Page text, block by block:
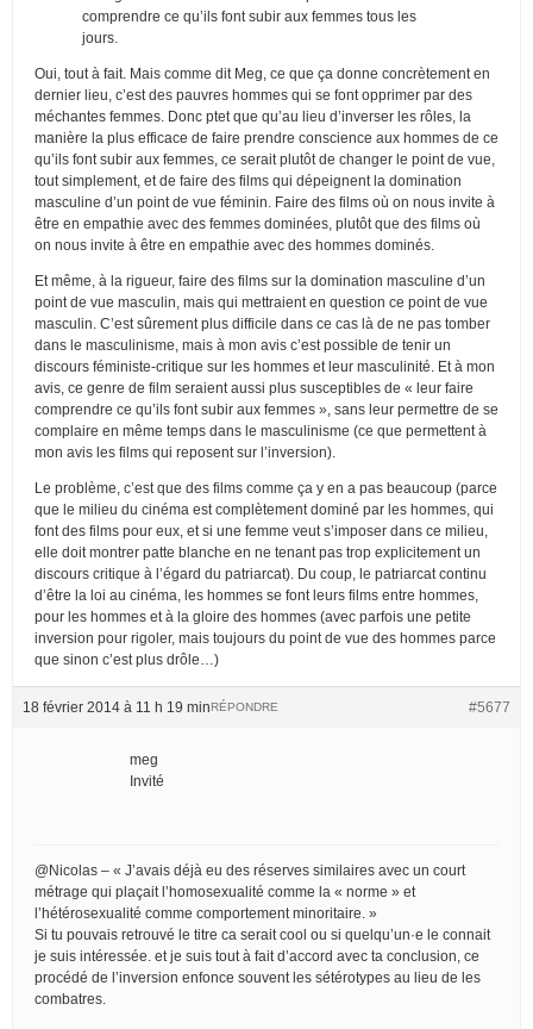
comprendre ce qu’ils font subir aux femmes tous les
jours.
Oui, tout à fait. Mais comme dit Meg, ce que ça donne concrètement en
dernier lieu, c’est des pauvres hommes qui se font opprimer par des
méchantes femmes. Donc ptet que qu’au lieu d’inverser les rôles, la
manière la plus efficace de faire prendre conscience aux hommes de ce
qu’ils font subir aux femmes, ce serait plutôt de changer le point de vue,
tout simplement, et de faire des films qui dépeignent la domination
masculine d’un point de vue féminin. Faire des films où on nous invite à
être en empathie avec des femmes dominées, plutôt que des films où
on nous invite à être en empathie avec des hommes dominés.
Et même, à la rigueur, faire des films sur la domination masculine d’un
point de vue masculin, mais qui mettraient en question ce point de vue
masculin. C’est sûrement plus difficile dans ce cas là de ne pas tomber
dans le masculinisme, mais à mon avis c’est possible de tenir un
discours féministe-critique sur les hommes et leur masculinité. Et à mon
avis, ce genre de film seraient aussi plus susceptibles de « leur faire
comprendre ce qu’ils font subir aux femmes », sans leur permettre de se
complaire en même temps dans le masculinisme (ce que permettent à
mon avis les films qui reposent sur l’inversion).
Le problème, c’est que des films comme ça y en a pas beaucoup (parce
que le milieu du cinéma est complètement dominé par les hommes, qui
font des films pour eux, et si une femme veut s’imposer dans ce milieu,
elle doit montrer patte blanche en ne tenant pas trop explicitement un
discours critique à l’égard du patriarcat). Du coup, le patriarcat continu
d’être la loi au cinéma, les hommes se font leurs films entre hommes,
pour les hommes et à la gloire des hommes (avec parfois une petite
inversion pour rigoler, mais toujours du point de vue des hommes parce
que sinon c’est plus drôle…)
18 février 2014 à 11 h 19 min #5677
RÉPONDRE
meg
Invité
@Nicolas – « J’avais déjà eu des réserves similaires avec un court
métrage qui plaçait l’homosexualité comme la « norme » et
l’hétérosexualité comme comportement minoritaire. »
Si tu pouvais retrouvé le titre ca serait cool ou si quelqu’un·e le connait
je suis intéressée. et je suis tout à fait d’accord avec ta conclusion, ce
procédé de l’inversion enfonce souvent les sétérotypes au lieu de les
combatres.